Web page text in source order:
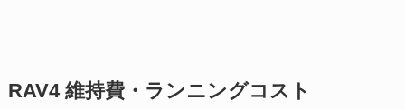
RAV4 維持費・ランニングコスト